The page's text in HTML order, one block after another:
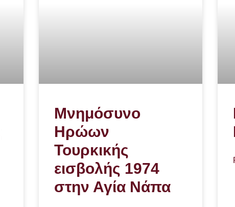
Μνημόσυνο
Ηρώων
Τουρκικής
εισβολής 1974
στην Αγία Νάπα